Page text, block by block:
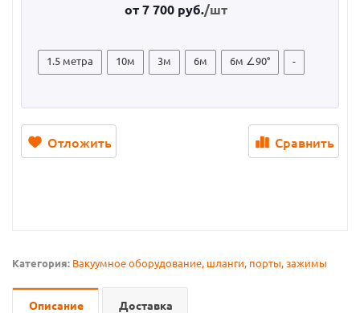
от7 700 руб./шт
1.5 метра 10м 3м 6м 6м ∠90° -
Отложить Сравнить
Категория: Вакуумное оборудование, шланги, порты, зажимы
Описание Доставка